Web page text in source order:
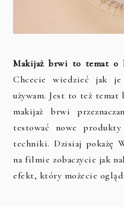
Makijaż brwi to temat o
Chcecie wiedzieć jak
używam. Jest to też
makijaż brwi
testować nowe
techniki. Dzisiaj pokażę
na filmie zobaczycie jak
efekt, który możecie